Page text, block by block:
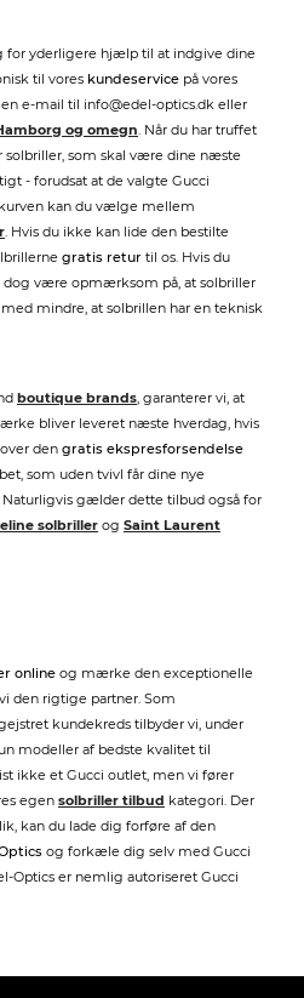
for yderligere hjælp til at indgive dine
til vores kundeservice på vores
e-mail til info@edel-optics.dk eller
og omegn. Når du har truffet
som skal være dine næste
- forudsat at de valgte Gucci
kan du vælge mellem
. Hvis du ikke kan lide den bestilte
gratis retur til os. Hvis du
dog være opmærksom på, at solbriller
mindre, at solbrillen har en teknisk
boutique brands, garanterer vi, at
bliver leveret næste hverdag, hvis
den gratis ekspresforsendelse
som uden tvivl får dine nye
gælder dette tilbud også for
solbriller og Saint Laurent
online og mærke den exceptionelle
den rigtige partner. Som
kundekreds tilbyder vi, under
modeller af bedste kvalitet til
ikke et Gucci outlet, men vi fører
egen solbriller tilbud kategori. Der
kan du lade dig forføre af den
og forkæle dig selv med Gucci
Optics er nemlig autoriseret Gucci